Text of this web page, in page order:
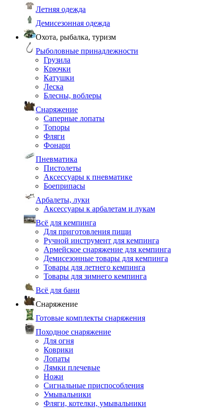
Летняя одежда
Демисезонная одежда
Охота, рыбалка, туризм
Рыболовные принадлежности
Грузила
Крючки
Катушки
Леска
Блесны, воблеры
Снаряжение
Саперные лопаты
Топоры
Фляги
Фонари
Пневматика
Пистолеты
Аксессуары к пневматике
Боеприпасы
Арбалеты, луки
Аксессуары к арбалетам и лукам
Всё для кемпинга
Для приготовления пищи
Ручной инструмент для кемпинга
Армейское снаряжение для кемпинга
Демисезонные товары для кемпинга
Товары для летнего кемпинга
Товары для зимнего кемпинга
Всё для бани
Снаряжение
Готовые комплекты снаряжения
Походное снаряжение
Для огня
Коврики
Лопаты
Лямки плечевые
Ножи
Сигнальные приспособления
Умывальники
Фляги, котелки, умывальники